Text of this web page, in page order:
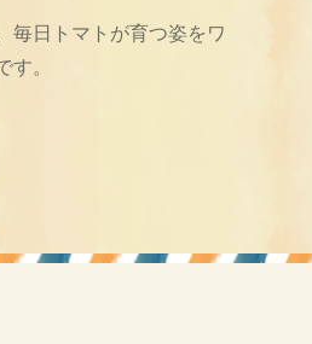
毎日トマトが育つ姿をワ
。